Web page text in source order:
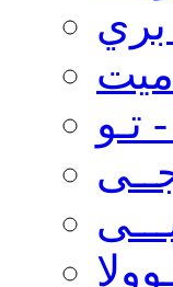
تـو